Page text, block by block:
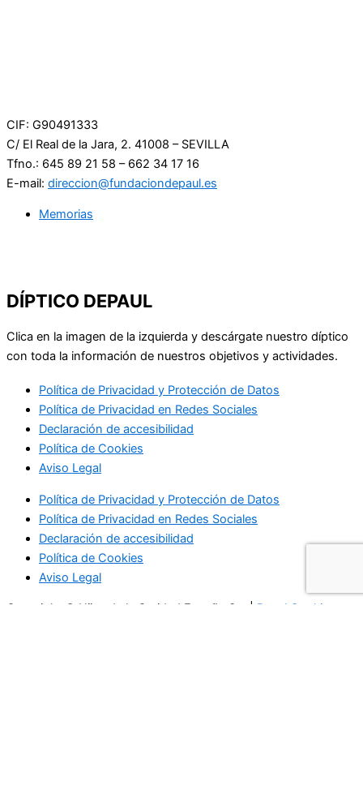
CIF: G90491333
C/ El Real de la Jara, 2. 41008 – SEVILLA
Tfno.: 645 89 21 58 – 662 34 17 16
E-mail: direccion@fundaciondepaul.es
Memorias
DÍPTICO DEPAUL
Clica en la imagen de la izquierda y descárgate nuestro díptico
con toda la información de nuestros objetivos y actividades.
Política de Privacidad y Protección de Datos
Política de Privacidad en Redes Sociales
Declaración de accesibilidad
Política de Cookies
Aviso Legal
Política de Privacidad y Protección de Datos
Política de Privacidad en Redes Sociales
Declaración de accesibilidad
Política de Cookies
Aviso Legal
Copyright © Hijas de la Caridad España Sur | Panel Cookies